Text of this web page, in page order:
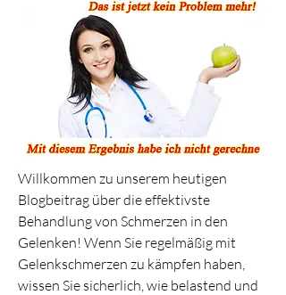
Willkommen zu unserem heutigen
Blogbeitrag über die effektivste
Behandlung von Schmerzen in den
Gelenken! Wenn Sie regelmäßig mit
Gelenkschmerzen zu kämpfen haben,
wissen Sie sicherlich, wie belastend und